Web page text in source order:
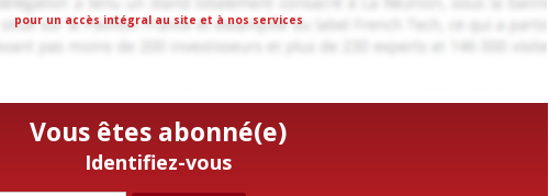
pour un accès intégral au site et à nos services
Vous êtes abonné(e)
Identifiez-vous